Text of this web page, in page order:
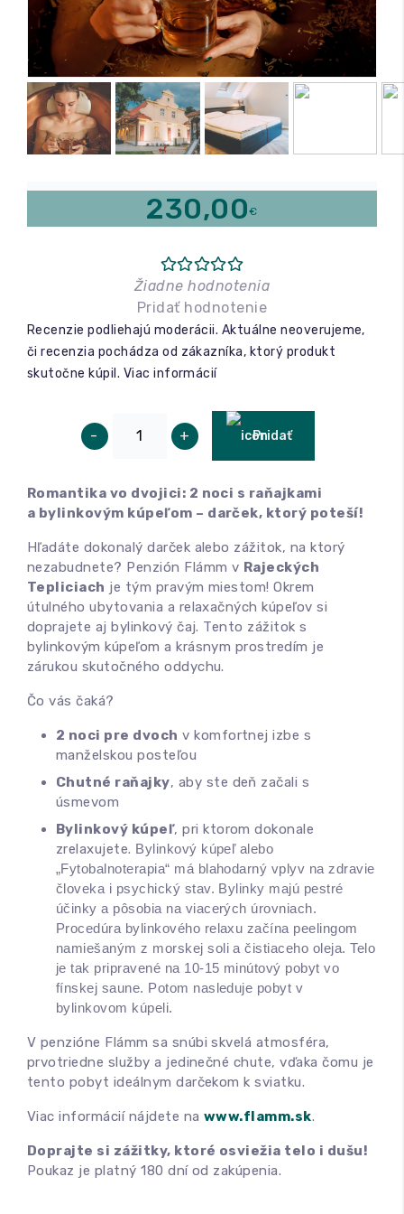
Relax a wellness
Masáže
Fitness
230,00€
Žiadne hodnotenia
Pridať hodnotenie
Recenzie podliehajú moderácii. Aktuálne neoverujeme,
či recenzia pochádza od zákazníka, ktorý produkt
skutočne kúpil. Viac informácií
- + Pridať
Romantika vo dvojici: 2 noci s raňajkami
a bylinkovým kúpeľom – darček, ktorý poteší!
Hľadáte dokonalý darček alebo zážitok, na ktorý
nezabudnete? Penzión Flámm v Rajeckých
Tepliciach je tým pravým miestom! Okrem
útulného ubytovania a relaxačných kúpeľov si
doprajete aj bylinkový čaj. Tento zážitok s
bylinkovým kúpeľom a krásnym prostredím je
zárukou skutočného oddychu.
Čo vás čaká?
2 noci pre dvoch v komfortnej izbe s
manželskou posteľou
Chutné raňajky, aby ste deň začali s
úsmevom
Bylinkový kúpeľ, pri ktorom dokonale
zrelaxujete. Bylinkový kúpeľ alebo
„Fytobalnoterapia“ má blahodarný vplyv na zdravie
človeka i psychický stav. Bylinky majú pestré
účinky a pôsobia na viacerých úrovniach.
Procedúra bylinkového relaxu začína peelingom
namiešaným z morskej soli a čistiaceho oleja. Telo
je tak pripravené na 10-15 minútový pobyt vo
fínskej saune. Potom nasleduje pobyt v
bylinkovom kúpeli.
V penzióne Flámm sa snúbi skvelá atmosféra,
prvotriedne služby a jedinečné chute, vďaka čomu je
tento pobyt ideálnym darčekom k sviatku.
Viac informácií nájdete na www.flamm.sk.
Doprajte si zážitky, ktoré osviežia telo i dušu!
Poukaz je platný 180 dní od zakúpenia.